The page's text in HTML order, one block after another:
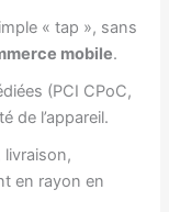
« tap », sans
mobile.
(PCI CPoC,
de l’appareil.
livraison,
en rayon en